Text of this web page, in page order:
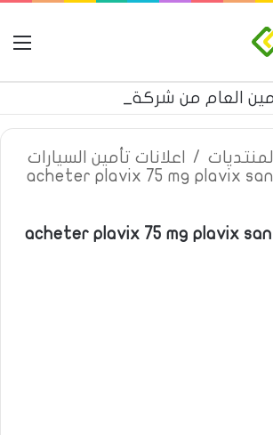
المنتديات /
اعلانات تأمين السيارات
acheter plavix 75 mg plavix
acheter plavix 75 mg plavix